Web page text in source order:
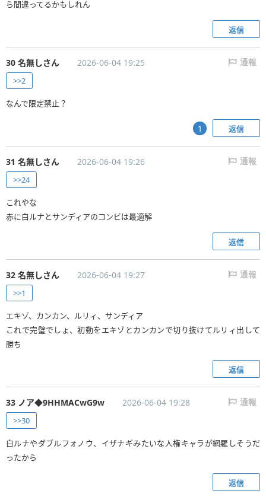
ら間違ってるかもしれん
返信
30 名無しさん 2026-06-04 19:25 通報
>>2
なんで限定禁止？
返信
1
31 名無しさん 2026-06-04 19:26 通報
>>24
これやな
赤に白ルナとサンディアのコンビは最適解
返信
32 名無しさん 2026-06-04 19:27 通報
>>1
エキゾ、カンカン、ルリィ、サンディア
これで完璧でしょ、初動をエキゾとカンカンで切り抜けてルリィ出して
勝ち
返信
33 ノア◆9HHMACwG9w 2026-06-04 19:28 通報
>>30
白ルナやダブルフォノウ、イザナギみたいな人権キャラが網羅しそうだ
ったから
返信